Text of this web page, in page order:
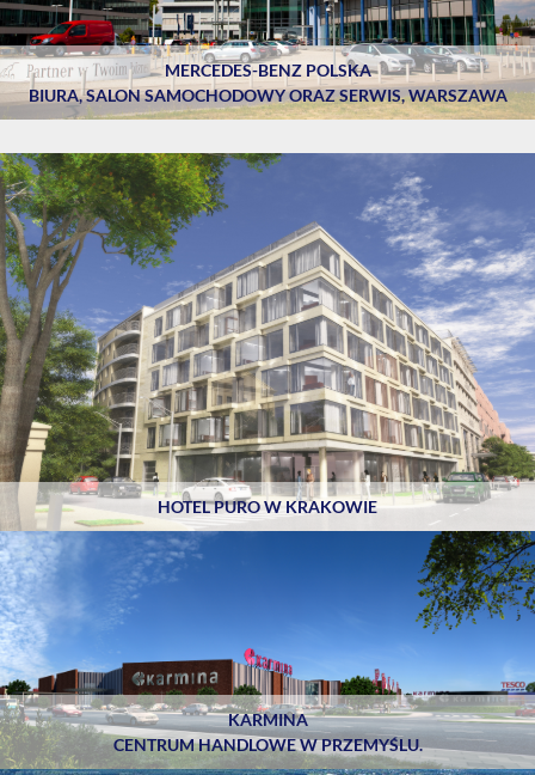
MERCEDES-BENZ POLSKA
BIURA, SALON SAMOCHODOWY ORAZ SERWIS, WARSZAWA
HOTEL PURO W KRAKOWIE
KARMINA
CENTRUM HANDLOWE W PRZEMYŚLU.